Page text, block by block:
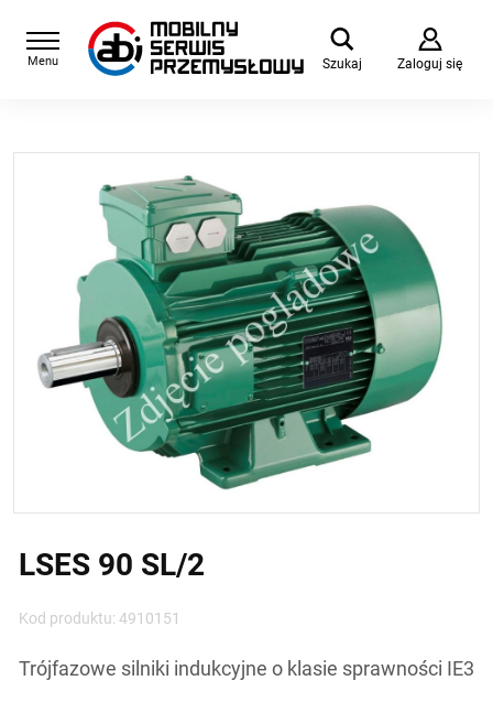
Menu Szukaj Zaloguj się
LSES 90 SL/2
Kod produktu: 4910151
Trójfazowe silniki indukcyjne o klasie sprawności IE3